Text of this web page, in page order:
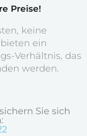
Preise!
keine
ein
Verhältnis, das
werden.
Sie sich